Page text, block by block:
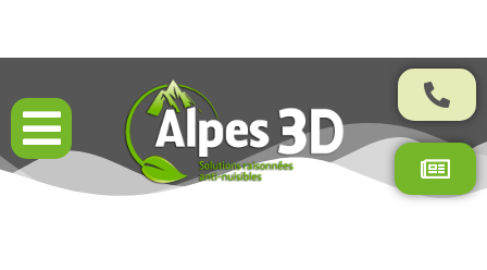
Résultats garantis par contrat